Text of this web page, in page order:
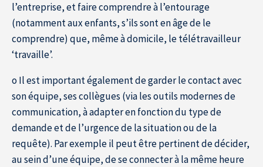
À propos de l’IÉSEG
l’entreprise, et faire comprendre à l’entourage
(notamment aux enfants, s’ils sont en âge de le
comprendre) que, même à domicile, le télétravailleur
‘travaille’.
o Il est important également de garder le contact avec
son équipe, ses collègues (via les outils modernes de
communication, à adapter en fonction du type de
demande et de l’urgence de la situation ou de la
requête). Par exemple il peut être pertinent de décider,
au sein d’une équipe, de se connecter à la même heure